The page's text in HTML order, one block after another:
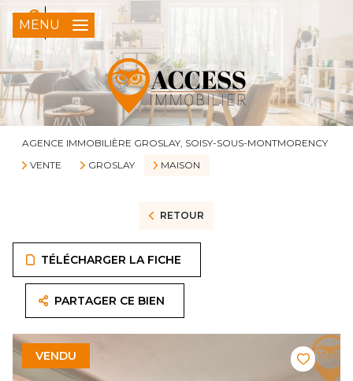
0
FR
MENU
AGENCE IMMOBILIÈRE GROSLAY, SOISY-SOUS-MONTMORENCY
VENTE
GROSLAY MAISON
RETOUR
TÉLÉCHARGER LA FICHE
PARTAGER CE BIEN
VENDU